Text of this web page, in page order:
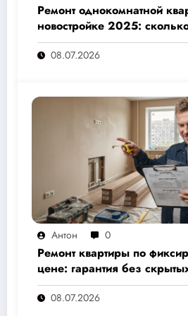
Ремонт однокомнатной
новостройке 2025:
стоит и как не
расчёт от 500 000 рублей
08.07.2026
Антон 0
Ремонт квартиры по
цене: гарантия без
переплат
08.07.2026